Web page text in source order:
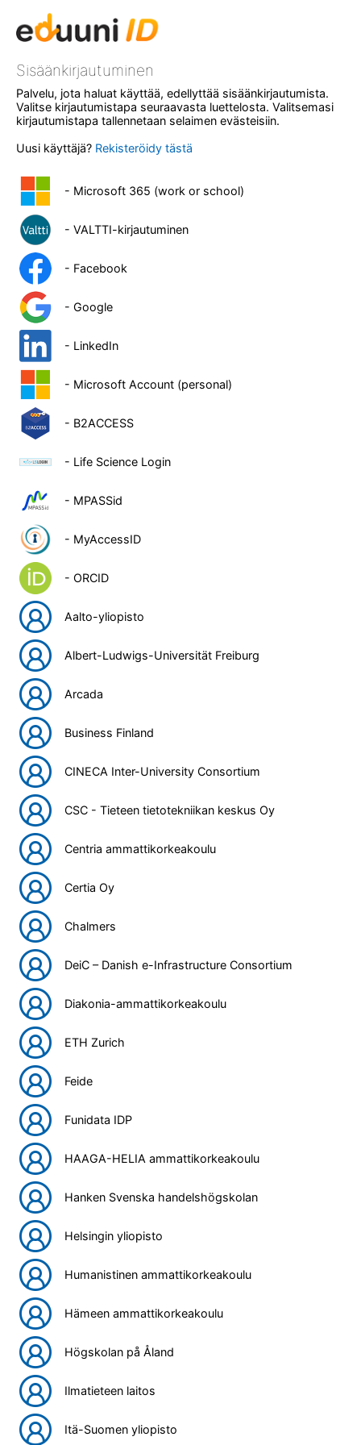
Sisäänkirjautuminen
Palvelu, jota haluat käyttää, edellyttää sisäänkirjautumista.
Valitse kirjautumistapa seuraavasta luettelosta. Valitsemasi
kirjautumistapa tallennetaan selaimen evästeisiin.
Uusi käyttäjä? Rekisteröidy tästä
- Microsoft 365 (work or school)
- VALTTI-kirjautuminen
- Facebook
- Google
- LinkedIn
- Microsoft Account (personal)
- B2ACCESS
- Life Science Login
- MPASSid
- MyAccessID
- ORCID
Aalto-yliopisto
Albert-Ludwigs-Universität Freiburg
Arcada
Business Finland
CINECA Inter-University Consortium
CSC - Tieteen tietotekniikan keskus Oy
Centria ammattikorkeakoulu
Certia Oy
Chalmers
DeiC – Danish e-Infrastructure Consortium
Diakonia-ammattikorkeakoulu
ETH Zurich
Feide
Funidata IDP
HAAGA-HELIA ammattikorkeakoulu
Hanken Svenska handelshögskolan
Helsingin yliopisto
Humanistinen ammattikorkeakoulu
Hämeen ammattikorkeakoulu
Högskolan på Åland
Ilmatieteen laitos
Itä-Suomen yliopisto